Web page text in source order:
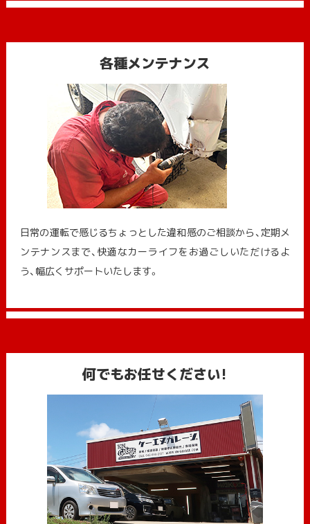
各種メンテナンス
日常の運転で感じるちょっとした違和感のご相談から、定期メ
ンテナンスまで、快適なカーライフをお過ごしいただけるよ
う、幅広くサポートいたします。
何でもお任せください!